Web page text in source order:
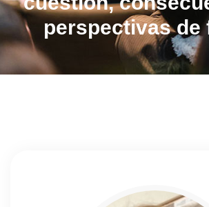
perspectivas de